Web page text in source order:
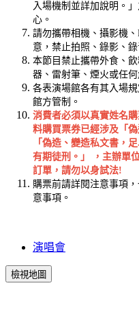
入場機制並詳加說明。
心。
請勿攜帶相機、攝影機
意，禁止拍照、錄影、錄
本節目禁止攜帶外食、
器、雷射筆、煙火或任何
各表演場館各有其入場
館方管制。
消費者必須以真實姓名
料購買票券已經涉及「
「偽造、變造私文書，
有期徒刑。」 ，主辦單
訂單，請勿以身試法!
購票前請詳閱注意事項
意事項。
演唱會
檢視地圖